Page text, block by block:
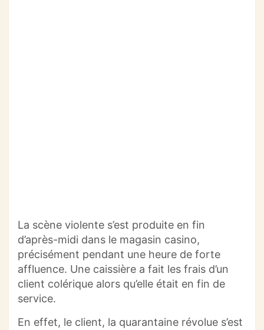
La scène violente s’est produite en fin
d’après-midi dans le magasin casino,
précisément pendant une heure de forte
affluence. Une caissière a fait les frais d’un
client colérique alors qu’elle était en fin de
service.
En effet, le client, la quarantaine révolue s’est